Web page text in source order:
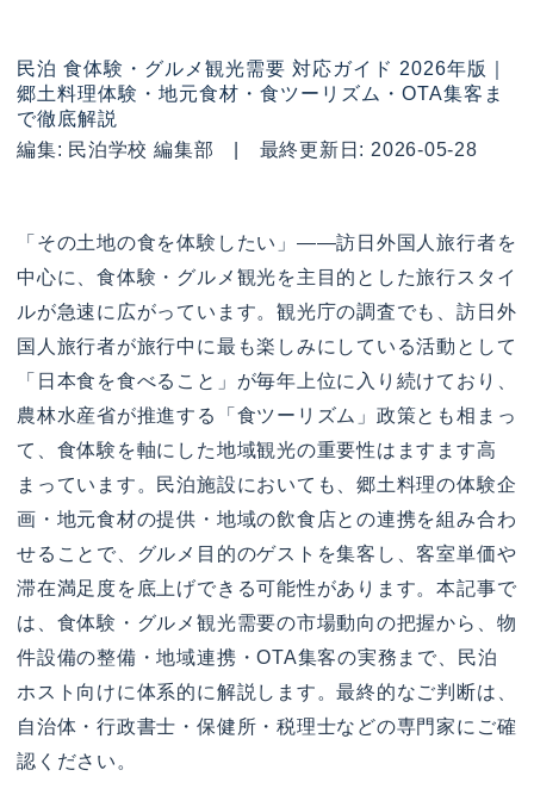
民泊 食体験・グルメ観光需要 対応ガイド 2026年版｜
郷土料理体験・地元食材・食ツーリズム・OTA集客ま
で徹底解説
編集: 民泊学校 編集部 | 最終更新日: 2026-05-28
「その土地の食を体験したい」——訪日外国人旅行者を
中心に、食体験・グルメ観光を主目的とした旅行スタイ
ルが急速に広がっています。観光庁の調査でも、訪日外
国人旅行者が旅行中に最も楽しみにしている活動として
「日本食を食べること」が毎年上位に入り続けており、
農林水産省が推進する「食ツーリズム」政策とも相まっ
て、食体験を軸にした地域観光の重要性はますます高
まっています。民泊施設においても、郷土料理の体験企
画・地元食材の提供・地域の飲食店との連携を組み合わ
せることで、グルメ目的のゲストを集客し、客室単価や
滞在満足度を底上げできる可能性があります。本記事で
は、食体験・グルメ観光需要の市場動向の把握から、物
件設備の整備・地域連携・OTA集客の実務まで、民泊
ホスト向けに体系的に解説します。最終的なご判断は、
自治体・行政書士・保健所・税理士などの専門家にご確
認ください。